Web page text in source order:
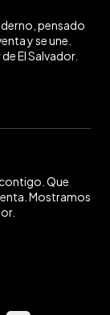
pensado
y se une.
El Salvador.
Que
Mostramos